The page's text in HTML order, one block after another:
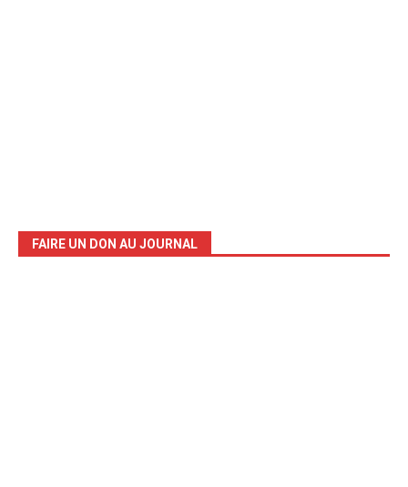
FAIRE UN DON AU JOURNAL